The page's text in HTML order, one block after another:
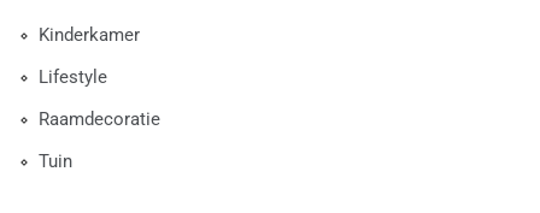
Kinderkamer
Lifestyle
Raamdecoratie
Tuin